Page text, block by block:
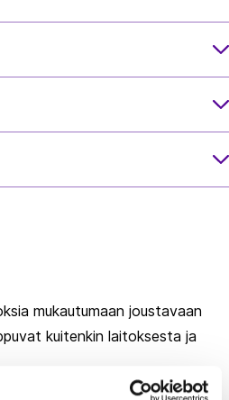
mukautumaan joustavaan
kuitenkin laitoksesta ja